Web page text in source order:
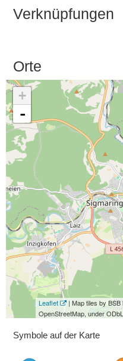
Verknüpfungen
Orte
+
-
Leaflet
| Map tiles by
OpenStreetMap, under
Symbole auf der Karte